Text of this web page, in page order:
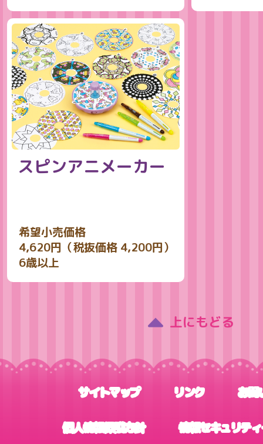
スピンアニメーカー
希望小売価格
4,620円（税抜価格 4,200円）
6歳以上
上にもどる
サイトマップ リンク お問
個人情報保護方針 情報セキュリテ